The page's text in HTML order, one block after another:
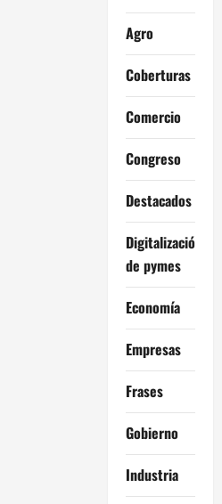
Agro
Coberturas
Comercio
Congreso
Destacados
Digitalización
de pymes
Economía
Empresas
Frases
Gobierno
Industria